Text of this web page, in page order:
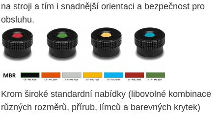
na stroji a tím i snadnější orientaci a bezpečnost pro
obsluhu.
Krom široké standardní nabídky (libovolné kombinace
různých rozměrů, přírub, límců a barevných krytek)